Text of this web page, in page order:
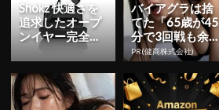
Shokz 快適さを
追求したオープ
ンイヤー完全ワ
ン『OpenDot...
バイアグラは捨
てた「65歳が45
分で3回戦も余
裕」980円で朝
まで絶好調！
PR(健商株式会社)